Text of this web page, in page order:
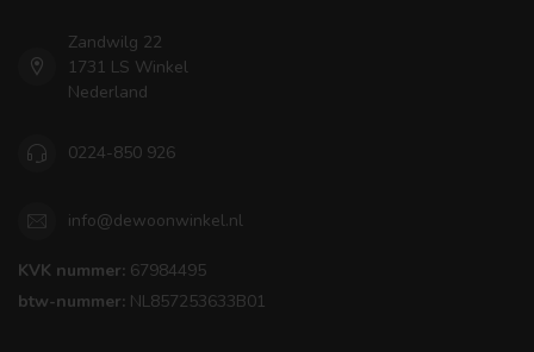
Zandwilg 22
1731 LS Winkel
Nederland
0224-850 926
info@dewoonwinkel.nl
KVK nummer: 67984495
btw-nummer: NL857253633B01